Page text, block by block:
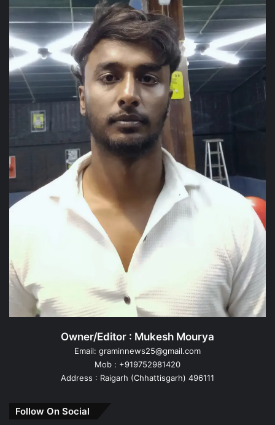
Owner/Editor : Mukesh Mourya
Email: graminnews25@gmail.com
Mob : +919752981420
Address : Raigarh (Chhattisgarh) 496111
Follow On Social